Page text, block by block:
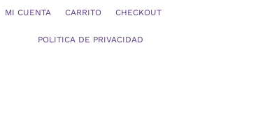
MI CUENTA CARRITO CHECKOUT
POLITICA DE PRIVACIDAD